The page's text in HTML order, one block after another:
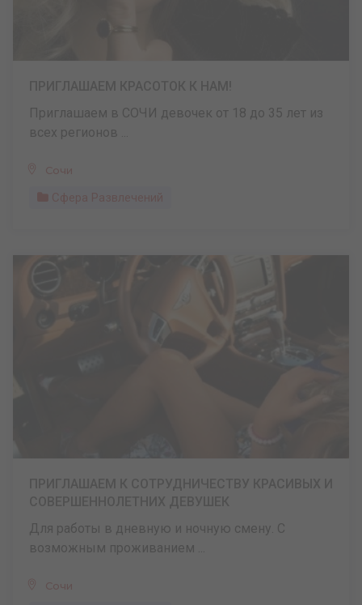
Приглашаем в СОЧИ девочек от 18 до 35 лет из
всех регионов ...
Сочи
Сфера Развлечений
Для работы в дневную и ночную смену. С
возможным проживанием ...
Сочи